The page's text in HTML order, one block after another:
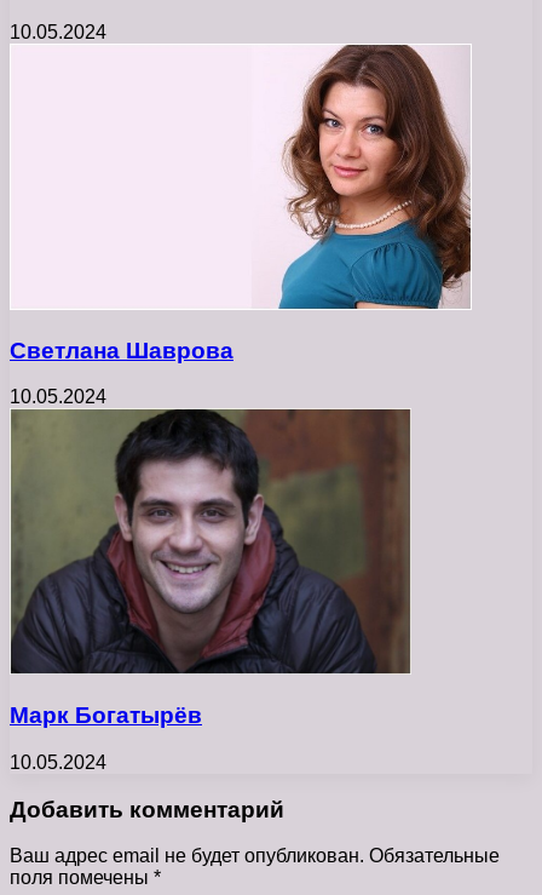
10.05.2024
Светлана Шаврова
10.05.2024
Марк Богатырёв
10.05.2024
Добавить комментарий
Ваш адрес email не будет опубликован. Обязательные
поля помечены *